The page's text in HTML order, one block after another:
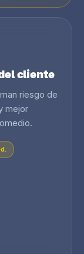
cliente
riesgo de
mejor